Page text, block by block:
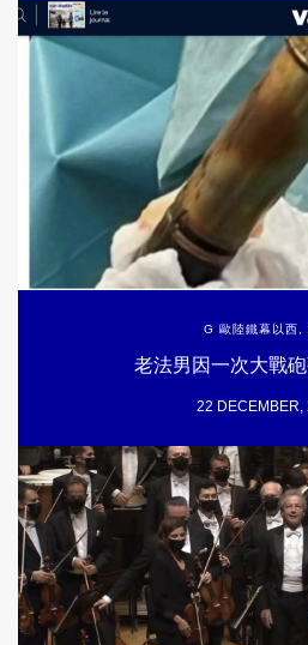
G 歐陸鐵幕以西 ,
老法男因一次大戰
22 DECEMBER,